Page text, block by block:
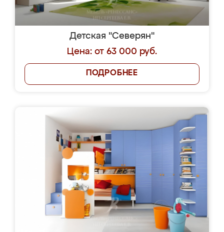
Детская "Северян"
Цена: от 63 000 руб.
ПОДРОБНЕЕ